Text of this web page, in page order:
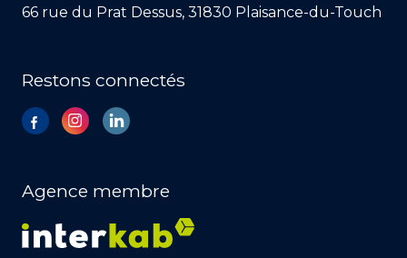
66 rue du Prat Dessus, 31830 Plaisance-du-Touch
Restons connectés
Agence membre